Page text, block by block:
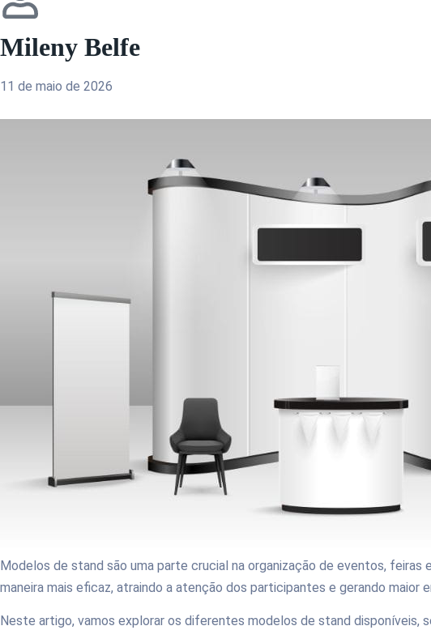
Mileny Belfe
11 de maio de 2026
Modelos de stand são uma parte crucial na organização de eventos,
maneira mais eficaz, atraindo a atenção dos participantes e gerando maior
Neste artigo, vamos explorar os diferentes modelos de stand